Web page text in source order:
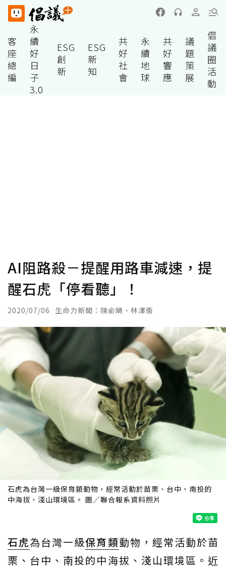
客
座
總
編
永
續
好
日
子
3.0
ESG
創
新
ESG
新
知
共
好
社
會
永
續
地
球
共
好
響
應
議
題
策
展
倡
議
圈
活
動
AI阻路殺－提醒用路車減速，提
醒石虎「停看聽」！
2020/07/06 生命力新聞：陳俞晴、林澤衛
石虎為台灣一級保育類動物，經常活動於苗栗、台中、南投的
中海拔、淺山環境區。 圖／聯合報系資料照片
石虎為台灣一級保育類動物，經常活動於苗
栗、台中、南投的中海拔、淺山環境區。近